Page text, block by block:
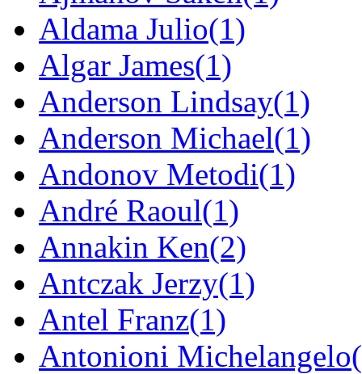
Aldama Julio(1)
Algar James(1)
Anderson Lindsay(1)
Anderson Michael(1)
Andonov Metodi(1)
André Raoul(1)
Annakin Ken(2)
Antczak Jerzy(1)
Antel Franz(1)
Antonioni Michelangelo